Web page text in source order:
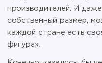
производителей. И даже
собственный размер,
каждой стране есть
фигура».